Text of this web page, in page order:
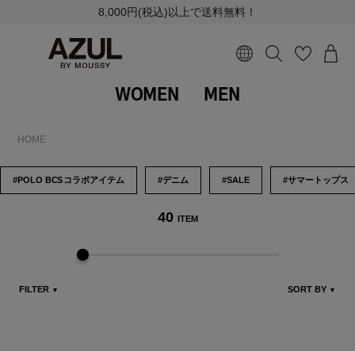
8,000円(税込)以上で送料無料！
WOMEN MEN
HOME
#POLO BCS コラボアイテム #デニム #SALE #サマートップス
40 ITEM
FILTER ▼ SORT BY ▼